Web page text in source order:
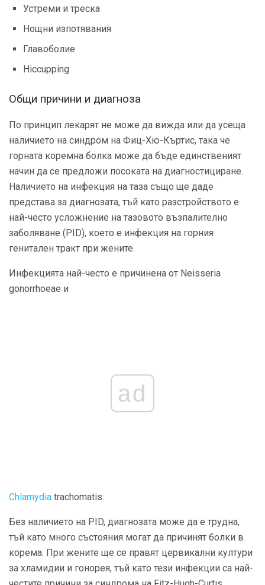
Устреми и треска
Нощни изпотявания
Главоболие
Hiccupping
Общи причини и диагноза
По принцип лекарят не може да вижда или да усеща
наличието на синдром на Фиц-Хю-Къртис, така че
горната коремна болка може да бъде единственият
начин да се предложи посоката на диагностициране.
Наличието на инфекция на таза също ще даде
представа за диагнозата, тъй като разстройството е
най-често усложнение на тазовото възпалително
заболяване (PID), което е инфекция на горния
генитален тракт при жените.
Инфекцията най-често е причинена от Neisseria
gonorrhoeae и
ad
Chlamydia trachomatis.
Без наличието на PID, диагнозата може да е трудна,
тъй като много състояния могат да причинят болки в
корема. При жените ще се правят цервикални култури
за хламидии и гонорея, тъй като тези инфекции са най-